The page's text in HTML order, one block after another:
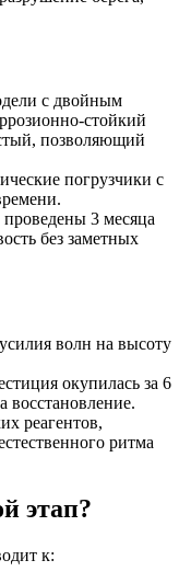
с двойным
позволяющий
погрузчики с
проведены 3 месяца
без заметных
волн на высоту
окупилась за 6
восстановление.
реагентов,
ритма
этап?
к: